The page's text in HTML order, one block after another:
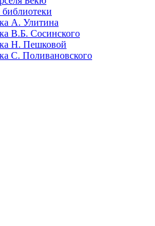
А. Улитина
В.Б. Сосинского
Н. Пешковой
С. Поливановского